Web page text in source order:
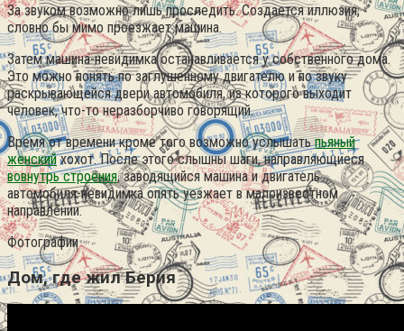
За звуком возможно лишь проследить. Создается иллюзия,
словно бы мимо проезжает машина.
Затем машина-невидимка останавливается у собственного дома.
Это можно понять по заглушенному двигателю и по звуку
раскрывающейся двери автомобиля, из которого выходит
человек, что-то неразборчиво говорящий.
Время от времени кроме того возможно услышатьпьяный
женскийхохот. После этого слышны шаги, направляющиеся
вовнутрь строения, заводящийся машина и двигатель
автомобиля-невидимка опять уезжает в малоизвестном
направлении.
Фотографии
Дом, где жил Берия